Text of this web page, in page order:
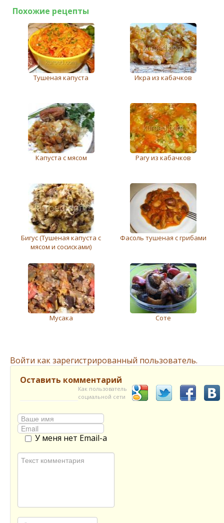
Похожие рецепты
Тушеная капуста Икра из кабачков
Капуста с мясом Рагу из кабачков
Бигус (Тушеная капуста с
мясом и сосисками)
Фасоль тушеная с грибами
Мусака Соте
Войти как зарегистрированный пользователь.
Оставить комментарий
Как пользователь
социальной сети
У меня нет Email-а